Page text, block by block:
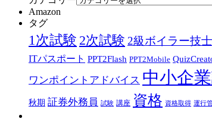
Amazon
タグ
1次試験 2次試験 2級ボイラー技士
ITパスポート PPT2Flash PPT2Mobile
ワンポイントアドバイス 中小企
秋期 証券外務員 試験 講座 資格 資格取得 運行